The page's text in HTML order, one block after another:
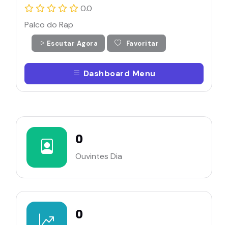
0.0
Palco do Rap
Escutar Agora Favoritar
Dashboard Menu
0
Ouvintes Dia
0